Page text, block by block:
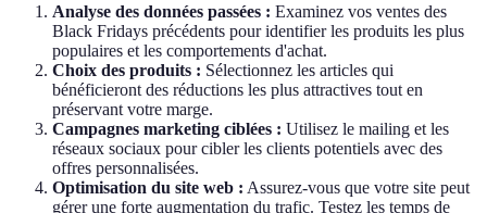
Analyse des données passées : Examinez vos ventes des
Black Fridays précédents pour identifier les produits les plus
populaires et les comportements d'achat.
Choix des produits : Sélectionnez les articles qui
bénéficieront des réductions les plus attractives tout en
préservant votre marge.
Campagnes marketing ciblées : Utilisez le mailing et les
réseaux sociaux pour cibler les clients potentiels avec des
offres personnalisées.
Optimisation du site web : Assurez-vous que votre site peut
gérer une forte augmentation du trafic. Testez les temps de